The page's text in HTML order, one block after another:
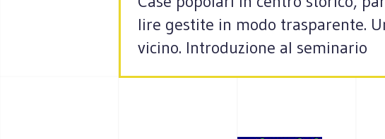
lire gestite in modo trasparente.
vicino. Introduzione al seminario